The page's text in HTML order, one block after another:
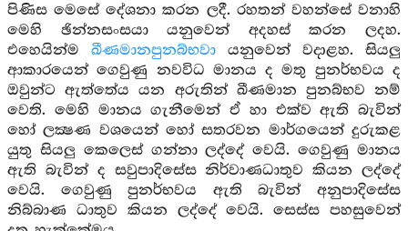
පිණිස මෙසේ දේශනා කරන ලදී. රහතන් වහන්සේ වනාහි
මෙහි ඡින්නසංසයා යනුවෙන් අදහස් කරන ලදහ.
එහෙයින්ම ඛීණමානපුනබ්භවා යනුවෙන් වදාළහ. සියලු
ආකාරයෙන් ගෙවුණු නවවිධ මානය ද මතු පුනර්භවය ද
ඔවුන්ට ඇත්තේය යන අරුතින් ඛීණමාන පුනබ්භව නම්
වෙති. මෙහි මානය ගැනීමෙන් ඒ හා එක්ව ඇති බැවින්
හෝ ලක්‍ෂණ වශයෙන් හෝ සතරවන මාර්ගයෙන් දුරුකළ
යුතු සියලු කෙලෙස් ගන්නා ලද්දේ වෙයි. ගෙවුණු මානය
ඇති බැවින් ද සවුපාදිසේස නිර්වාණධාතුව කියන ලද්දේ
වෙයි. ගෙවුණු පුනර්භවය ඇති බැවින් අනුපාදිසේස
නිබ්බාණ ධාතුව කියන ලද්දේ වෙයි. සෙස්ස පහසුවෙන්